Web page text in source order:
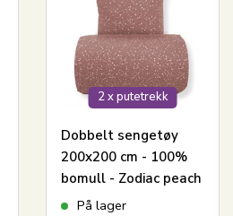
2 x putetrekk
Dobbelt sengetøy
200x200 cm - 100%
bomull - Zodiac peach
- Vendbart med
På lager